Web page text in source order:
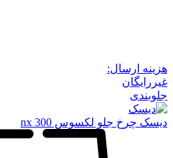
هزینه ارسال:
غیررایگان
جلوبندی
دیسک چرخ جلو لکسوس nx 300